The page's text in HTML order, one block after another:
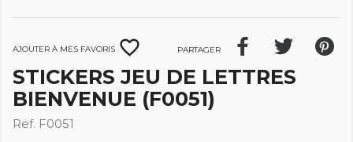
Ajouter à mes favoris favorite_border Partager
STICKERS JEU DE LETTRES
BIENVENUE (F0051)
Ref. F0051